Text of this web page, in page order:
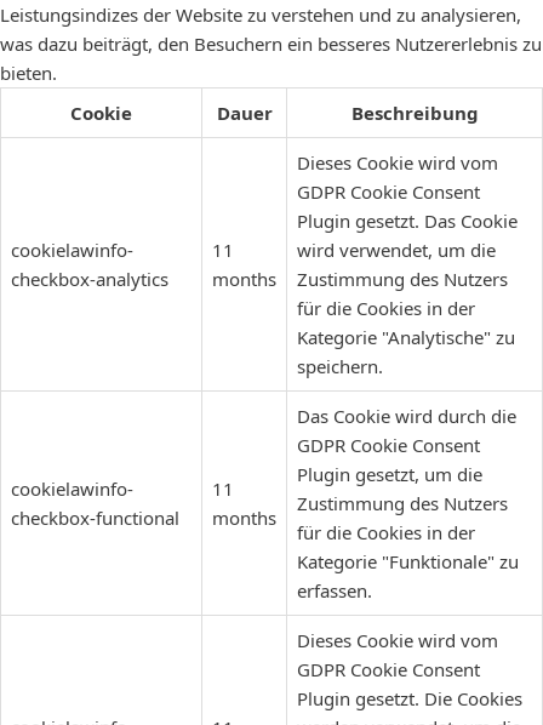
Leistungsindizes der Website zu verstehen und zu analysieren,
was dazu beiträgt, den Besuchern ein besseres Nutzererlebnis zu
bieten.
Cookie
Dauer Beschreibung
cookielawinfo-
checkbox-analytics
11
months
Dieses Cookie wird vom
GDPR Cookie Consent
Plugin gesetzt. Das Cookie
wird verwendet, um die
Zustimmung des Nutzers
für die Cookies in der
Kategorie "Analytische" zu
speichern.
cookielawinfo-
checkbox-functional
11
months
Das Cookie wird durch die
GDPR Cookie Consent
Plugin gesetzt, um die
Zustimmung des Nutzers
für die Cookies in der
Kategorie "Funktionale" zu
erfassen.
Dieses Cookie wird vom
GDPR Cookie Consent
Plugin gesetzt. Die Cookies